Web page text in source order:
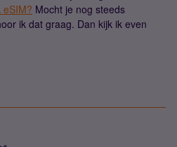
eSIM? Mocht je nog steeds
ik dat graag. Dan kijk ik even